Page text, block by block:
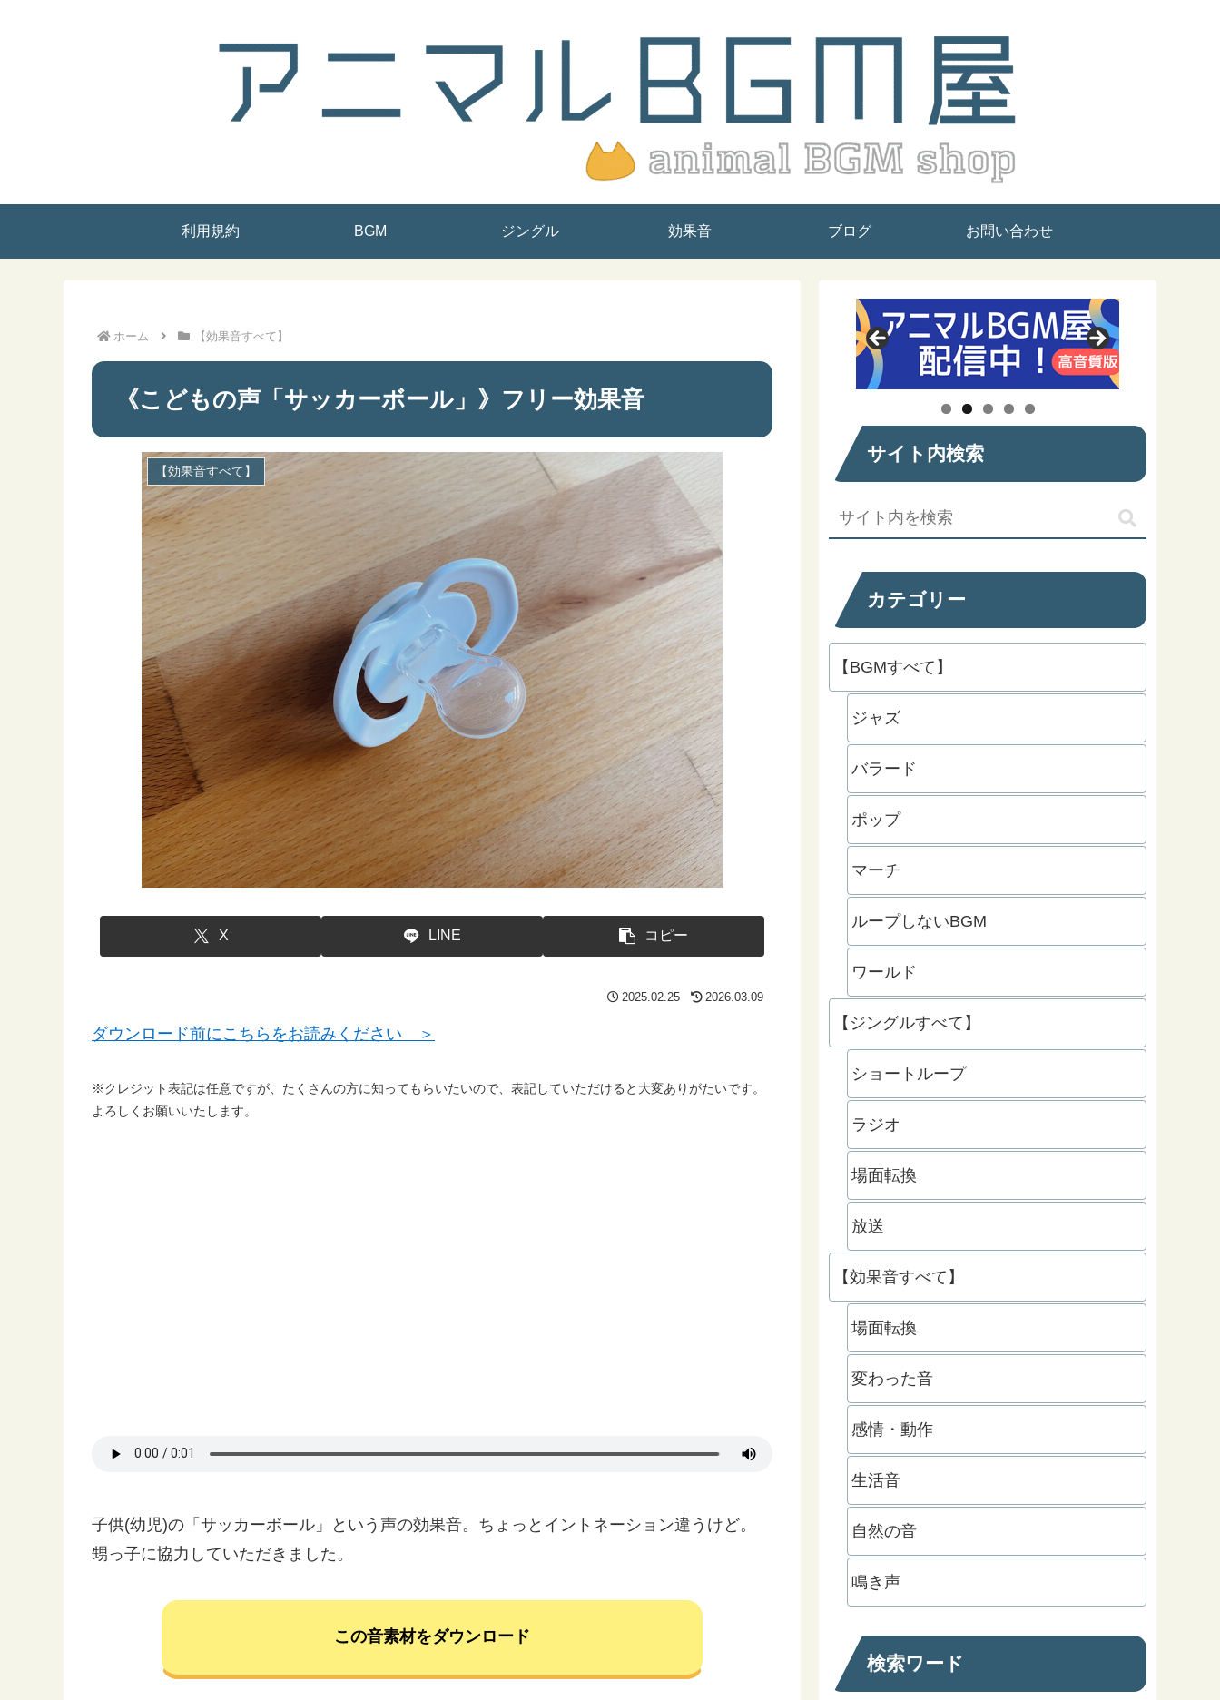
利用規約 BGM ジングル 効果音 ブログ お問い合わせ
ホーム 【効果音すべて】
《こどもの声「サッカーボール」》フリー効果音
【効果音すべて】
X LINE コピー
2025.02.25 2026.03.09
ダウンロード前にこちらをお読みください ＞
※クレジット表記は任意ですが、たくさんの方に知ってもらいたいので、表記していただけると大変ありがたいです。
よろしくお願いいたします。
子供(幼児)の「サッカーボール」という声の効果音。ちょっとイントネーション違うけど。
甥っ子に協力していただきました。
この音素材をダウンロード
サイト内検索
カテゴリー
【BGMすべて】
ジャズ
バラード
ポップ
マーチ
ループしないBGM
ワールド
【ジングルすべて】
ショートループ
ラジオ
場面転換
放送
【効果音すべて】
場面転換
変わった音
感情・動作
生活音
自然の音
鳴き声
検索ワード